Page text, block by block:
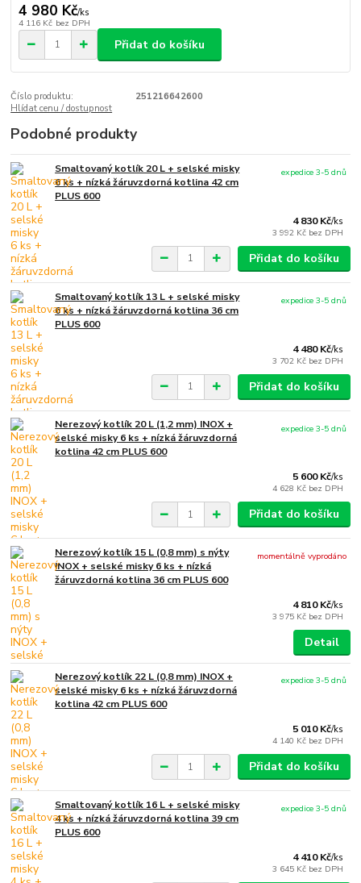
4 980 Kč/ks
4 116 Kč bez DPH
Přidat do košíku
Číslo produktu:
251216642600
Hlídat cenu / dostupnost
Podobné produkty
Smaltovaný kotlík 20 L + selské misky
6 ks + nízká žáruvzdorná kotlina 42 cm
PLUS 600
4 830 Kč/ks
3 992 Kč bez DPH
expedice 3-5 dnů
Přidat do košíku
Smaltovaný kotlík 13 L + selské misky
6 ks + nízká žáruvzdorná kotlina 36 cm
PLUS 600
4 480 Kč/ks
3 702 Kč bez DPH
expedice 3-5 dnů
Přidat do košíku
Nerezový kotlík 20 L (1,2 mm) INOX +
selské misky 6 ks + nízká žáruvzdorná
kotlina 42 cm PLUS 600
5 600 Kč/ks
4 628 Kč bez DPH
expedice 3-5 dnů
Přidat do košíku
Nerezový kotlík 15 L (0,8 mm) s nýty
INOX + selské misky 6 ks + nízká
žáruvzdorná kotlina 36 cm PLUS 600
4 810 Kč/ks
3 975 Kč bez DPH
momentálně vyprodáno
Detail
Nerezový kotlík 22 L (0,8 mm) INOX +
selské misky 6 ks + nízká žáruvzdorná
kotlina 42 cm PLUS 600
5 010 Kč/ks
4 140 Kč bez DPH
expedice 3-5 dnů
Přidat do košíku
Smaltovaný kotlík 16 L + selské misky
4 ks + nízká žáruvzdorná kotlina 39 cm
PLUS 600
4 410 Kč/ks
3 645 Kč bez DPH
expedice 3-5 dnů